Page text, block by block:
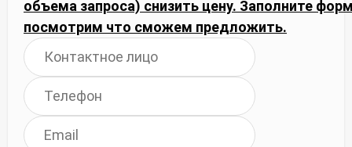
объема запроса) снизить цену. Заполните
посмотрим что сможем предложить.